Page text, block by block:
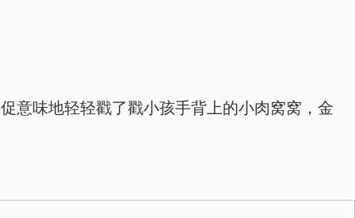
意味地轻轻戳了戳小孩手背上的小肉窝窝，金